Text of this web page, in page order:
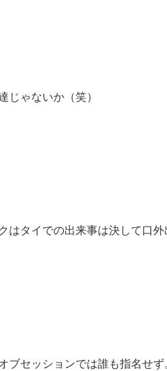
じゃないか（笑）
はタイでの出来事は決して口外
ブセッションでは誰も指名せず